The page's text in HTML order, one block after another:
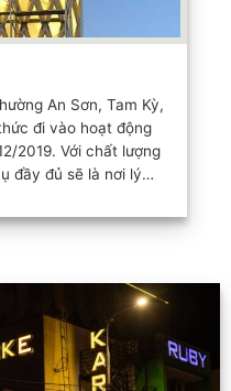
An Sơn, Tam Kỳ,
đi vào hoạt động
2019. Với chất lượng
đầy đủ sẽ là nơi lý